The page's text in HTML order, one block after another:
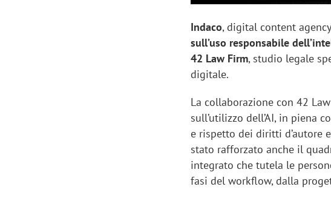
Indaco, digital content
sull’uso responsabile
42 Law Firm, studio legale
digitale.
La collaborazione con 42
sull’utilizzo dell’AI, in piena
e rispetto dei diritti d’autore
stato rafforzato anche il
integrato che tutela le
fasi del workflow, dalla